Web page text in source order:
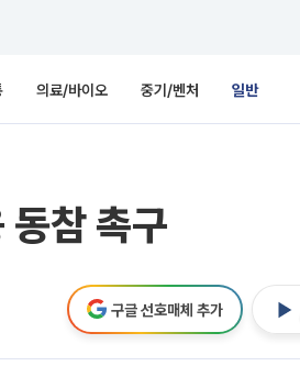
의료/바이오 중기/벤처 일반
동참 촉구
구글 선호매체 추가